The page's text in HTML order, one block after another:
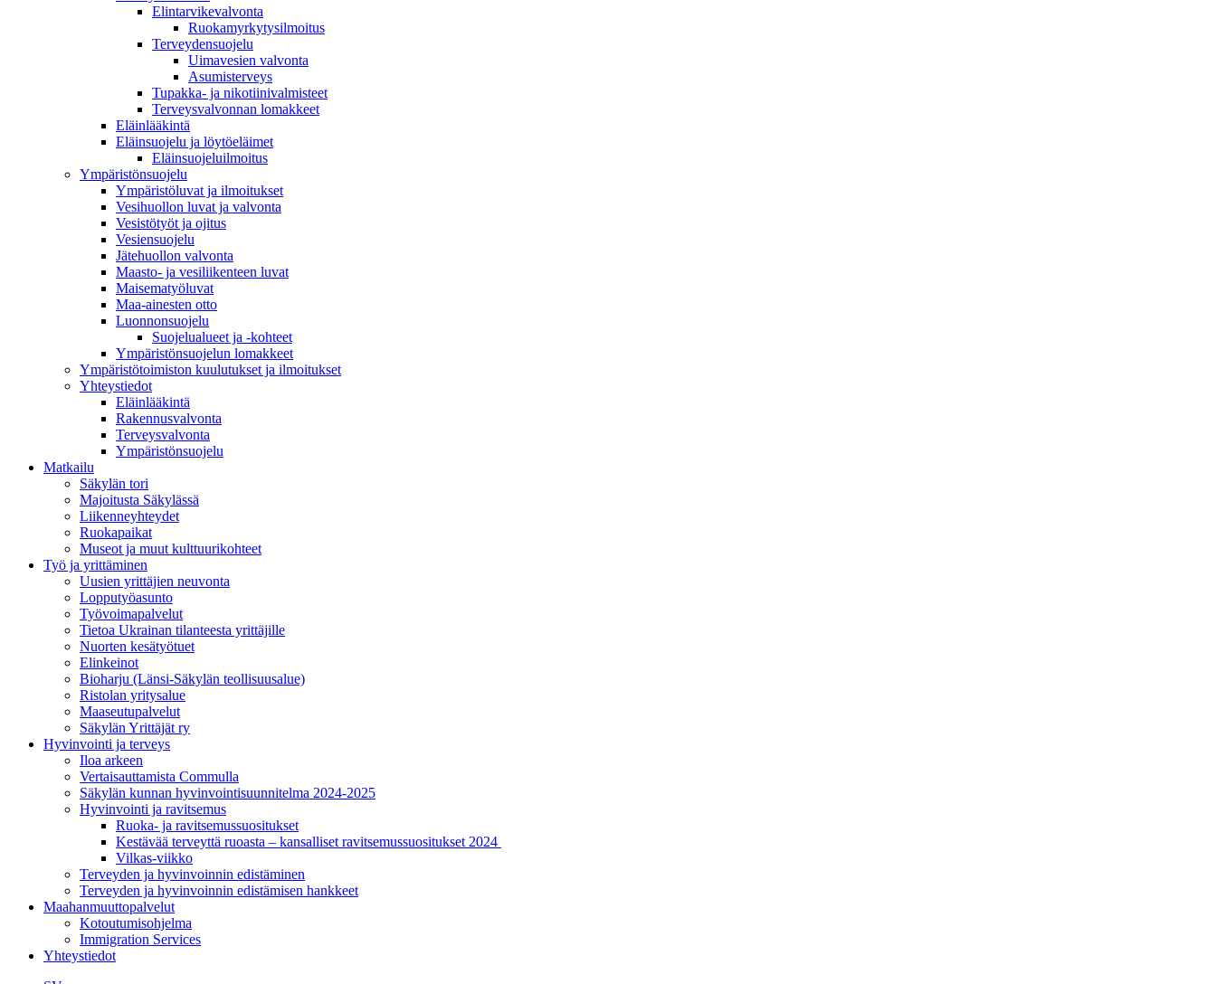
Elintarvikevalvonta
Ruokamyrkytysilmoitus
Terveydensuojelu
Uimavesien valvonta
Asumisterveys
Tupakka- ja nikotiinivalmisteet
Terveysvalvonnan lomakkeet
Eläinlääkintä
Eläinsuojelu ja löytöeläimet
Eläinsuojeluilmoitus
Ympäristönsuojelu
Ympäristöluvat ja ilmoitukset
Vesihuollon luvat ja valvonta
Vesistötyöt ja ojitus
Vesiensuojelu
Jätehuollon valvonta
Maasto- ja vesiliikenteen luvat
Maisematyöluvat
Maa-ainesten otto
Luonnonsuojelu
Suojelualueet ja -kohteet
Ympäristönsuojelun lomakkeet
Ympäristötoimiston kuulutukset ja ilmoitukset
Yhteystiedot
Eläinlääkintä
Rakennusvalvonta
Terveysvalvonta
Ympäristönsuojelu
Mat­kailu
Säkylän tori
Majoitusta Säkylässä
Liikenneyhteydet
Ruokapaikat
Museot ja muut kulttuurikohteet
Työ ja yrittä­minen
Uusien yrittäjien neuvonta
Lopputyöasunto
Työvoimapalvelut
Tietoa Ukrainan tilanteesta yrittäjille
Nuorten kesätyötuet
Elinkeinot
Bioharju (Länsi-Säkylän teollisuusalue)
Ristolan yritysalue
Maaseutupalvelut
Säkylän Yrittäjät ry
Hyvinvointi ja terveys
Iloa arkeen
Vertaisauttamista Commulla
Säkylän kunnan hyvinvointisuunnitelma 2024-2025
Hyvinvointi ja ravitsemus
Ruoka- ja ravitsemussuositukset
Kestävää terveyttä ruoasta – kansalliset ravitsemussuositukset 2024
Vilkas-viikko
Terveyden ja hyvinvoinnin edistäminen
Terveyden ja hyvinvoinnin edistämisen hankkeet
Maahanmuuttopalvelut
Kotoutumisohjelma
Immigration Services
Yhteystiedot